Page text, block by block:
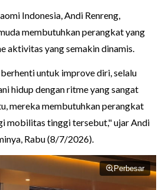
Indonesia, Andi Renreng,
membutuhkan perangkat yang
aktivitas yang semakin dinamis.
untuk improve diri, selalu
hidup dengan ritme yang sangat
mereka membutuhkan perangkat
mobilitas tinggi tersebut," ujar Andi
Rabu (8/7/2026).
Perbesar